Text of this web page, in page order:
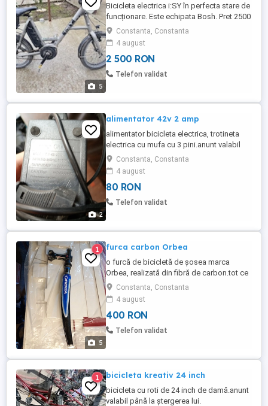
5
Bicicleta electrica i:SY în perfecta stare de
funcționare. Este echipata Bosh. Pret 2500
ron. Tel
Constanta, Constanta
4 august
2 500 RON
Telefon validat
2
alimentator 42v 2 amp
alimentator bicicleta electrica, trotineta
electrica cu mufa cu 3 pini.anunt valabil
până la ștergerea lui.vizualizati și celelalte
anunțuri ale mele.Multumesc
Constanta, Constanta
4 august
80 RON
Telefon validat
5
1 furca carbon Orbea
o furcă de bicicletă de șosea marca
Orbea, realizată din fibră de carbon.tot ce
se vede in poze.furca orbea.furca
carbon.Anunt valabil până la
ștergere.Multumesc
Constanta, Constanta
4 august
400 RON
Telefon validat
1 bicicleta kreativ 24 inch
bicicleta cu roti de 24 inch de damă.anunt
valabil până la ștergerea lui.